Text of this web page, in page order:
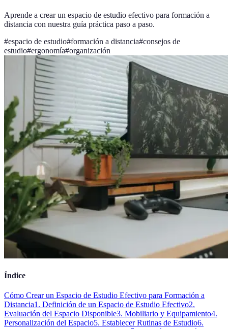
Aprende a crear un espacio de estudio efectivo para formación a
distancia con nuestra guía práctica paso a paso.
#espacio de estudio#formación a distancia#consejos de
estudio#ergonomía#organización
Índice
Cómo Crear un Espacio de Estudio Efectivo para Formación a
Distancia1. Definición de un Espacio de Estudio Efectivo2.
Evaluación del Espacio Disponible3. Mobiliario y Equipamiento4.
Personalización del Espacio5. Establecer Rutinas de Estudio6.